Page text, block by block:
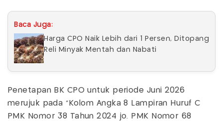
Baca Juga:
Harga CPO Naik Lebih dari 1 Persen, Ditopang
Reli Minyak Mentah dan Nabati
Penetapan BK CPO untuk periode Juni 2026
merujuk pada “Kolom Angka 8 Lampiran Huruf C
PMK Nomor 38 Tahun 2024 jo. PMK Nomor 68